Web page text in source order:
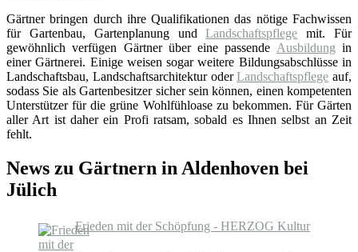
Gärtner bringen durch ihre Qualifikationen das nötige Fachwissen
für Gartenbau, Gartenplanung undLandschaftspflege mit. Für
gewöhnlich verfügen Gärtner über eine passende Ausbildung in
einer Gärtnerei. Einige weisen sogar weitere Bildungsabschlüsse in
Landschaftsbau, Landschaftsarchitektur oderLandschaftspflege auf,
sodass Sie als Gartenbesitzer sicher sein können, einen kompetenten
Unterstützer für die grüne Wohlfühloase zu bekommen. Für Gärten
aller Art ist daher ein Profi ratsam, sobald es Ihnen selbst an Zeit
fehlt.
News zu Gärtnern in Aldenhoven bei
Jülich
Frieden mit der Schöpfung - HERZOG Kultur